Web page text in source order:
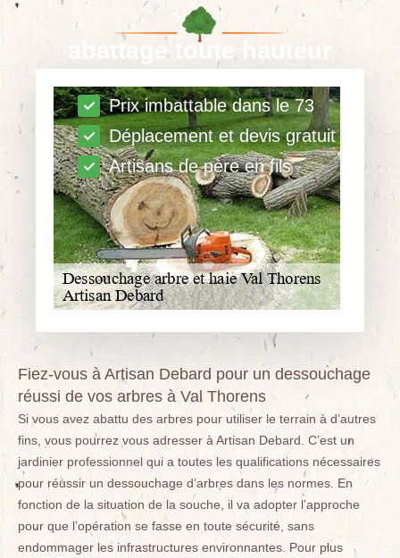
abattage toute hauteur
Prix imbattable dans le 73
Déplacement et devis gratuit
Artisans de père en fils
Fiez-vous à Artisan Debard pour un dessouchage
réussi de vos arbres à Val Thorens
Si vous avez abattu des arbres pour utiliser le terrain à d’autres
fins, vous pourrez vous adresser à Artisan Debard. C’est un
jardinier professionnel qui a toutes les qualifications nécessaires
pour réussir un dessouchage d’arbres dans les normes. En
fonction de la situation de la souche, il va adopter l’approche
pour que l’opération se fasse en toute sécurité, sans
endommager les infrastructures environnantes. Pour plus